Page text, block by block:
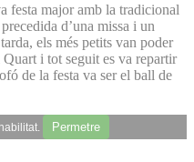
festa major amb la tradicional
d’una missa i un
els més petits van poder
Quart i tot seguit es va repartir
de la festa va ser el ball de
Permetre